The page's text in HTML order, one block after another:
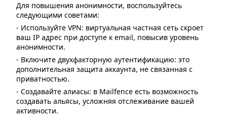
Для повышения анонимности, воспользуйтесь
следующими советами:
- Используйте VPN: виртуальная частная сеть скроет
ваш IP адрес при доступе к email, повысив уровень
анонимности.
- Включите двухфакторную аутентификацию: это
дополнительная защита аккаунта, не связанная с
приватностью.
- Создавайте алиасы: в Mailfence есть возможность
создавать альясы, усложняя отслеживание вашей
активности.